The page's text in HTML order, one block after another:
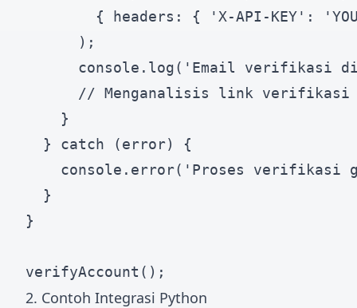
{ headers: { 'X-API-KEY':
      );
console.log('Email verifikasi
// Menganalisis link
    }
  } catch (error) {
console.error('Proses verifikasi
  }
}
2. Contoh Integrasi Python